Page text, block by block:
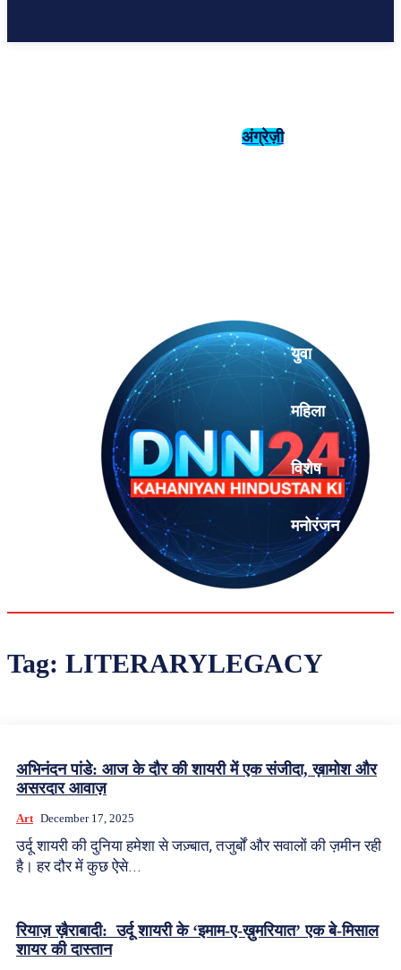
अंग्रेज़ी
युवा
महिला
विशेष
मनोरंजन
Tag: LITERARYLEGACY
अभिनंदन पांडे: आज के दौर की शायरी में एक संजीदा, ख़ामोश और
असरदार आवाज़
Art December 17, 2025
उर्दू शायरी की दुनिया हमेशा से जज़्बात, तजुर्बों और सवालों की ज़मीन रही
है। हर दौर में कुछ ऐसे...
रियाज़ ख़ैराबादी: उर्दू शायरी के ‘इमाम-ए-ख़ुमरियात’ एक बे-मिसाल
शायर की दास्तान